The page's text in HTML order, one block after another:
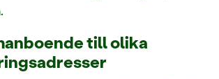
till olika